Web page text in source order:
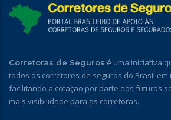
Corretoras de Seguros é uma iniciativa
todos os corretores de seguros do Brasil em
facilitando a cotação por parte dos futuros
mais visibilidade para as corretoras.